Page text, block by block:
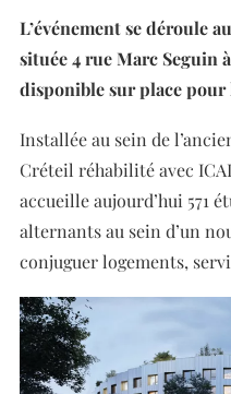
L’événement se déroule
située 4 rue Marc Seguin
disponible sur place pour
Installée au sein de
Créteil réhabilité avec
accueille aujourd’hui 571
alternants au sein d’un
conjuguer logements,